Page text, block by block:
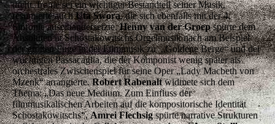
dreht. Ironie sei ein wichtiger Bestandteil seiner Musik,
resümierte auchUta Swora, die sich ebenfalls mit der 4.
Sinfonie auseinandersetzte.Henny van der Groepspürte dem
Absoluten in Schostakowitschs Orgelmusik nach am Beispiel
der großen Fuge in der Filmmusik zu „Goldene Berge“ und der
wuchtigen Passacaglia, die der Komponist wenig später als
orchestrales Zwischenspiel für seine Oper „Lady Macbeth von
Mzenk“ arrangierte.Robert Rabenaltwidmete sich dem
Thema: „Das neue Medium. Zum Einfluss der
filmmusikalischen Arbeiten auf die kompositorische Identität
Schostakowitschs“,Amrei Flechsigspürte narrative Strukturen